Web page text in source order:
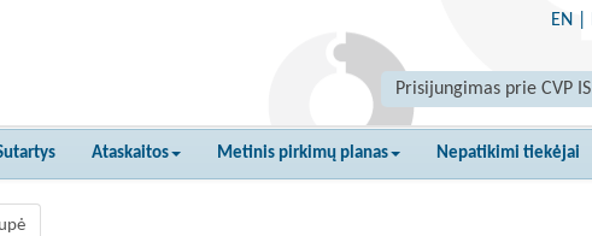
EN
Prisijungimas prie CVP IS
Ataskaitos Metinis pirkimų planas Nepatikimi tiekėjai